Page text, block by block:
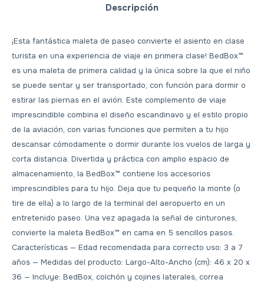
Descripción
¡Esta fantástica maleta de paseo convierte el asiento en clase
turista en una experiencia de viaje en primera clase! BedBox™
es una maleta de primera calidad y la única sobre la que el niño
se puede sentar y ser transportado, con función para dormir o
estirar las piernas en el avión. Este complemento de viaje
imprescindible combina el diseño escandinavo y el estilo propio
de la aviación, con varias funciones que permiten a tu hijo
descansar cómodamente o dormir durante los vuelos de larga y
corta distancia. Divertida y práctica con amplio espacio de
almacenamiento, la BedBox™ contiene los accesorios
imprescindibles para tu hijo. Deja que tu pequeño la monte (o
tire de ella) a lo largo de la terminal del aeropuerto en un
entretenido paseo. Una vez apagada la señal de cinturones,
convierte la maleta BedBox™ en cama en 5 sencillos pasos.
Características — Edad recomendada para correcto uso: 3 a 7
años — Medidas del producto: Largo-Alto-Ancho (cm): 46 x 20 x
36 — Incluye: BedBox, colchón y cojines laterales, correa